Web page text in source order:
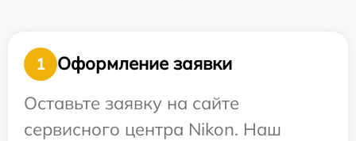
1
Оформление заявки
Оставьте заявку на сайте
сервисного центра Nikon. Наш